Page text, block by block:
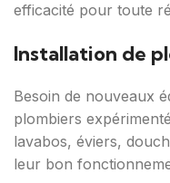
efficacité pour toute
Installation de
Besoin de nouveaux
plombiers
lavabos, éviers,
leur bon